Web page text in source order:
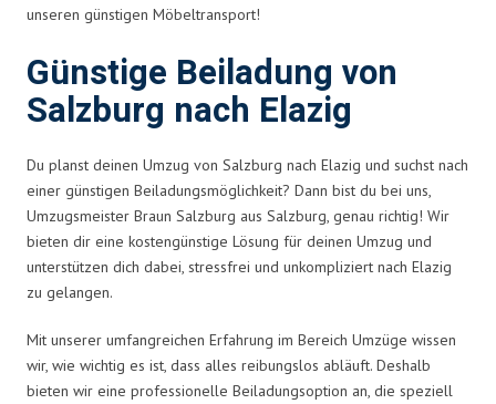
unseren günstigen Möbeltransport!
Günstige Beiladung von
Salzburg nach Elazig
Du planst deinen Umzug von Salzburg nach Elazig und suchst nach
einer günstigen Beiladungsmöglichkeit? Dann bist du bei uns,
Umzugsmeister Braun Salzburg aus Salzburg, genau richtig! Wir
bieten dir eine kostengünstige Lösung für deinen Umzug und
unterstützen dich dabei, stressfrei und unkompliziert nach Elazig
zu gelangen.
Mit unserer umfangreichen Erfahrung im Bereich Umzüge wissen
wir, wie wichtig es ist, dass alles reibungslos abläuft. Deshalb
bieten wir eine professionelle Beiladungsoption an, die speziell